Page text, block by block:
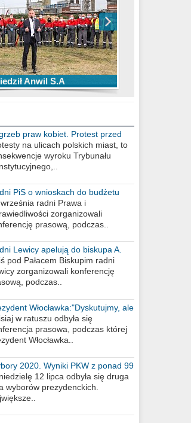
Anwil S.A
Anwilu Włocławek
2019/2020
Włocławek w BCL
2020
praw kobiet. Protest przed
poselskim PiS
na ulicach polskich miast, to
wyroku Trybunału
PiS o wnioskach do budżetu
na 2021 rok
radni Prawa i
zorganizowali
prasową, podczas..
Lewicy apelują do biskupa A.
Meringa
pod Pałacem Biskupim radni
zorganizowali konferencję
podczas..
Włocławka:"Dyskutujmy, ale
obrażajmy się”
w ratuszu odbyła się
prasowa, podczas której
Włocławka..
2020. Wyniki PKW z ponad 99
obwodów
12 lipca odbyła się druga
wyborów prezydenckich.